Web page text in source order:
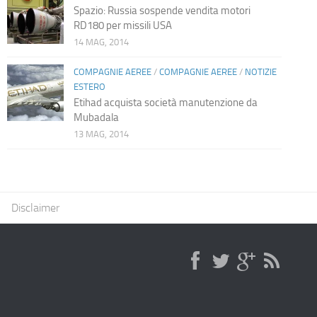
Spazio: Russia sospende vendita motori
RD180 per missili USA
14 MAG, 2014
COMPAGNIE AEREE/ COMPAGNIE AEREE/ NOTIZIE
ESTERO
Etihad acquista società manutenzione da
Mubadala
13 MAG, 2014
Disclaimer